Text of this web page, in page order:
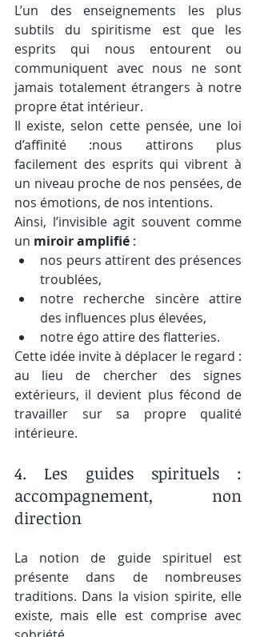
L’un des enseignements les plus
subtils du spiritisme est que les
esprits qui nous entourent ou
communiquent avec nous ne sont
jamais totalement étrangers à notre
propre état intérieur.
Il existe, selon cette pensée, une loi
d’affinité :nous attirons plus
facilement des esprits qui vibrent à
un niveau proche de nos pensées, de
nos émotions, de nos intentions.
Ainsi, l’invisible agit souvent comme
un miroir amplifié :
nos peurs attirent des présences
troublées,
notre recherche sincère attire
des influences plus élevées,
notre égo attire des flatteries.
Cette idée invite à déplacer le regard :
au lieu de chercher des signes
extérieurs, il devient plus fécond de
travailler sur sa propre qualité
intérieure.
4. Les guides spirituels :
accompagnement, non
direction
La notion de guide spirituel est
présente dans de nombreuses
traditions. Dans la vision spirite, elle
existe, mais elle est comprise avec